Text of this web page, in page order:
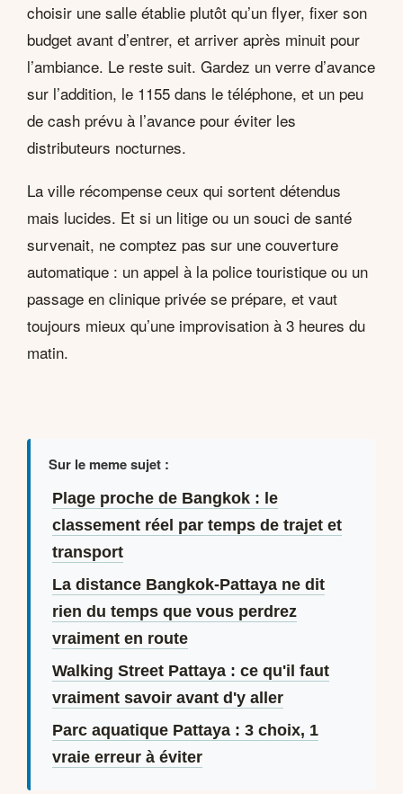
choisir une salle établie plutôt qu’un flyer, fixer son
budget avant d’entrer, et arriver après minuit pour
l’ambiance. Le reste suit. Gardez un verre d’avance
sur l’addition, le 1155 dans le téléphone, et un peu
de cash prévu à l’avance pour éviter les
distributeurs nocturnes.
La ville récompense ceux qui sortent détendus
mais lucides. Et si un litige ou un souci de santé
survenait, ne comptez pas sur une couverture
automatique : un appel à la police touristique ou un
passage en clinique privée se prépare, et vaut
toujours mieux qu’une improvisation à 3 heures du
matin.
Sur le meme sujet :
Plage proche de Bangkok : le
classement réel par temps de trajet et
transport
La distance Bangkok-Pattaya ne dit
rien du temps que vous perdrez
vraiment en route
Walking Street Pattaya : ce qu'il faut
vraiment savoir avant d'y aller
Parc aquatique Pattaya : 3 choix, 1
vraie erreur à éviter